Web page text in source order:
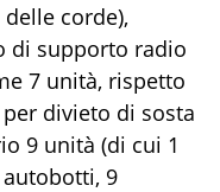
corde),
di supporto radio
7 unità, rispetto
divieto di sosta
9 unità (di cui 1
autobotti, 9